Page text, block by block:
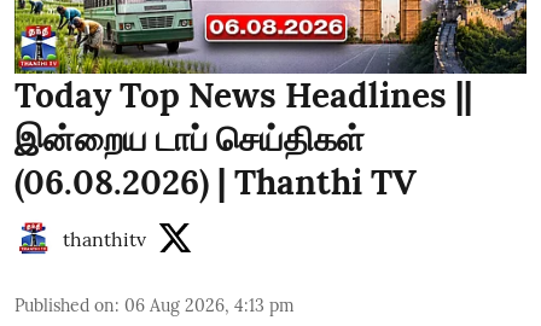
Today Top News Headlines ||
இன்றைய டாப் செய்திகள்
(06.08.2026) | Thanthi TV
thanthitv
Published on: 06 Aug 2026, 4:13 pm